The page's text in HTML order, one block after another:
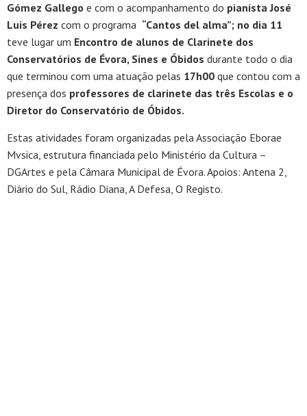
Gómez Gallego e com o acompanhamento do pianista José
Luis Pérez com o programa “Cantos del alma”; no dia 11
teve lugar um Encontro de alunos de Clarinete dos
Conservatórios de Évora, Sines e Óbidos durante todo o dia
que terminou com uma atuação pelas 17h00 que contou com a
presença dos professores de clarinete das três Escolas e o
Diretor do Conservatório de Óbidos.
Estas atividades foram organizadas pela Associação Eborae
Mvsica, estrutura financiada pelo Ministério da Cultura –
DGArtes e pela Câmara Municipal de Évora. Apoios: Antena 2,
Diário do Sul, Rádio Diana, A Defesa, O Registo.